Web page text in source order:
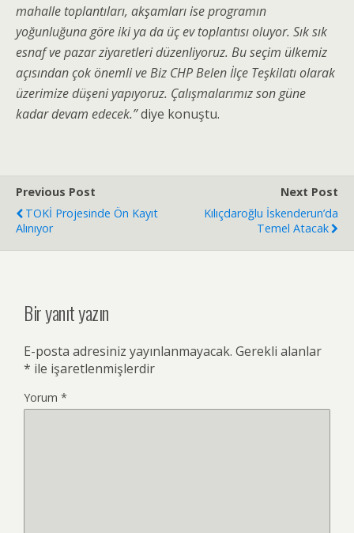
mahalle toplantıları, akşamları ise programın
yoğunluğuna göre iki ya da üç ev toplantısı oluyor. Sık sık
esnaf ve pazar ziyaretleri düzenliyoruz. Bu seçim ülkemiz
açısından çok önemli ve Biz CHP Belen İlçe Teşkilatı olarak
üzerimize düşeni yapıyoruz. Çalışmalarımız son güne
kadar devam edecek.”diye konuştu.
Previous Post
TOKİ Projesinde Ön Kayıt
Alınıyor
Next Post
Kılıçdaroğlu İskenderun’da
Temel Atacak
Bir yanıt yazın
E-posta adresiniz yayınlanmayacak. Gerekli alanlar
* ile işaretlenmişlerdir
Yorum *